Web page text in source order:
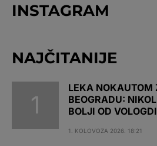
INSTAGRAM
NAJČITANIJE
LEKA NOKAUTOM
BEOGRADU:
BOLJI OD
1. KOLOVOZA 2026. 18:21